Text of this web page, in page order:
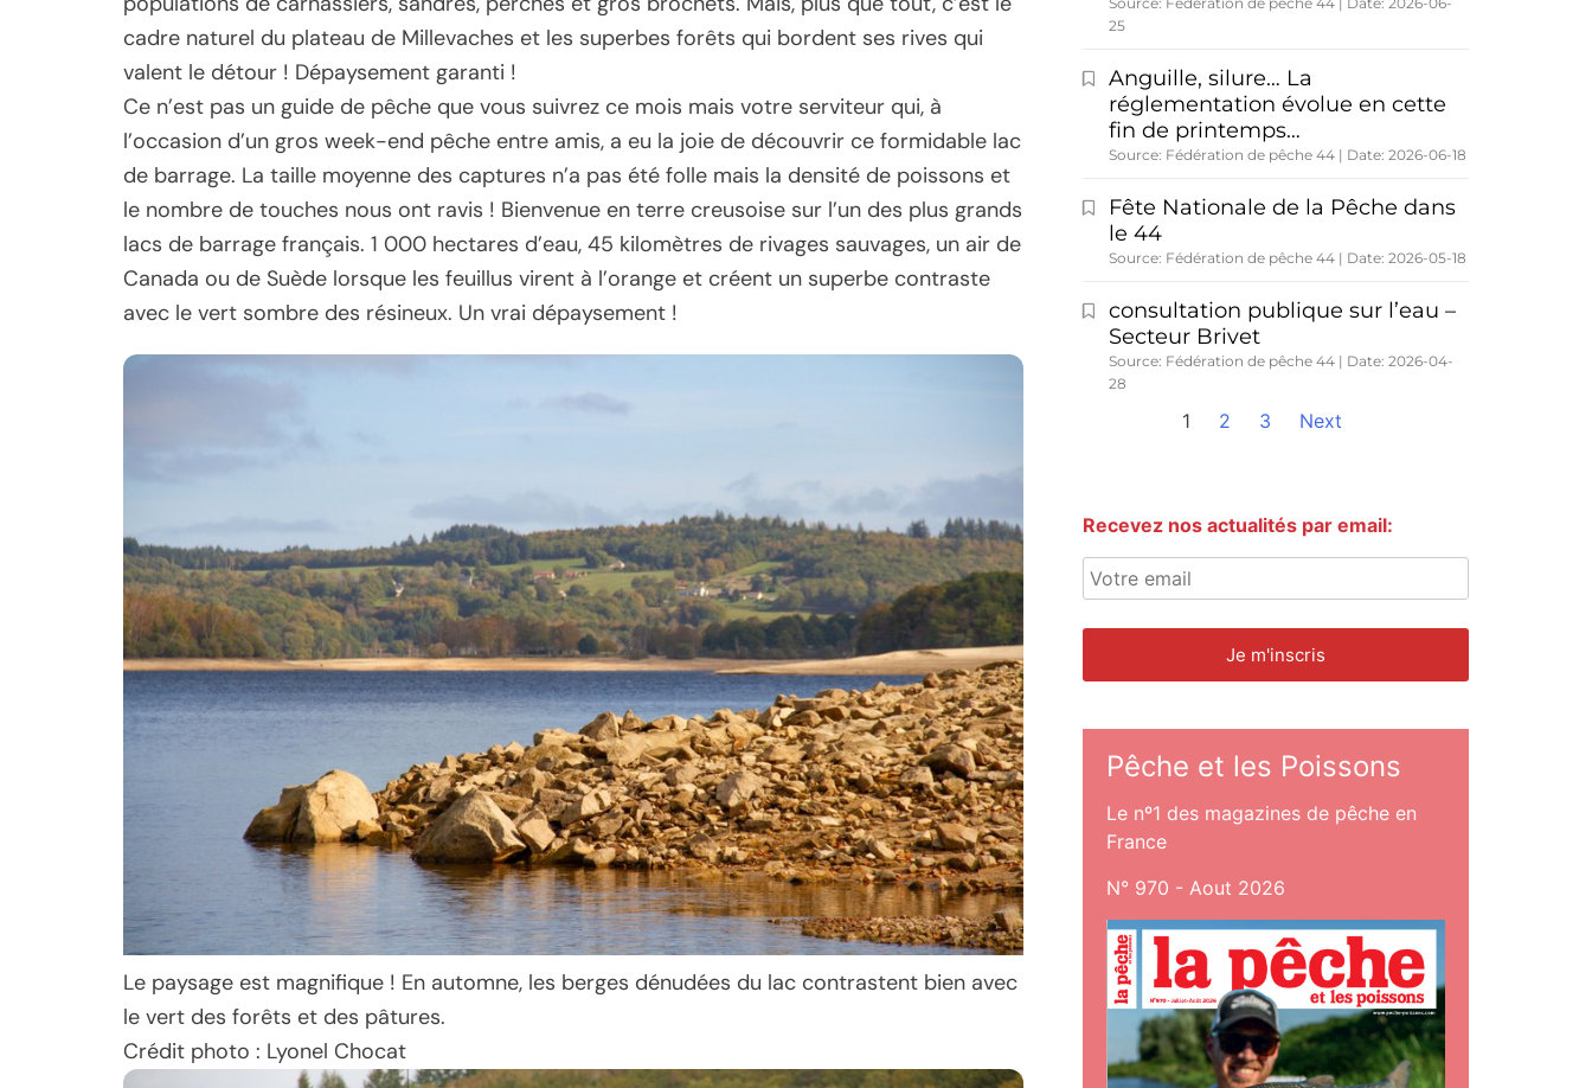
cadre naturel du plateau de Millevaches et les superbes forêts qui bordent ses rives qui
valent le détour ! Dépaysement garanti !
Ce n’est pas un guide de pêche que vous suivrez ce mois mais votre serviteur qui, à
l’occasion d’un gros week-end pêche entre amis, a eu la joie de découvrir ce formidable lac
de barrage. La taille moyenne des captures n’a pas été folle mais la densité de poissons et
le nombre de touches nous ont ravis ! Bienvenue en terre creusoise sur l’un des plus grands
lacs de barrage français. 1 000 hectares d’eau, 45 kilomètres de rivages sauvages, un air de
Canada ou de Suède lorsque les feuillus virent à l’orange et créent un superbe contraste
avec le vert sombre des résineux. Un vrai dépaysement !
Le paysage est magnifique ! En automne, les berges dénudées du lac contrastent bien avec
le vert des forêts et des pâtures.
Crédit photo : Lyonel Chocat
25
Anguille, silure… La
réglementation évolue en cette
fin de printemps…
Source: Fédération de pêche 44 Date: 2026-06-18
Fête Nationale de la Pêche dans
le 44
Source: Fédération de pêche 44 Date: 2026-05-18
consultation publique sur l’eau –
Secteur Brivet
Source: Fédération de pêche 44
Date: 2026-04-
28
1 2 3 Next
Recevez nos actualités par email:
Pêche et les Poissons
Le nº1 des magazines de pêche en
France
N° 970 - Aout 2026